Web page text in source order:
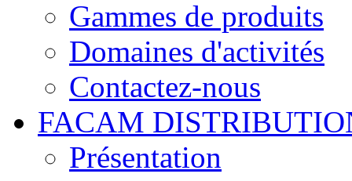
Gammes de produits
Domaines d'activités
Contactez-nous
FACAM
Présentation